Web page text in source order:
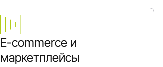
E-commerce и
маркетплейсы